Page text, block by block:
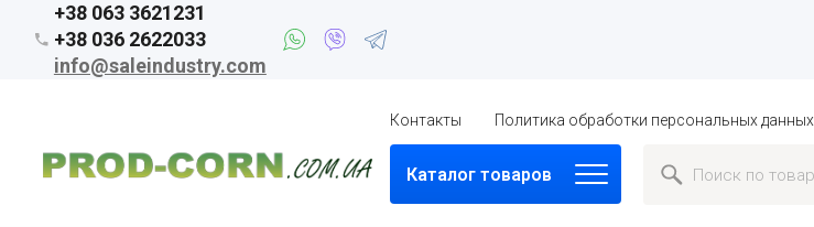
+38 063 3621231
+38 036 2622033
info@saleindustry.com
Контакты Политика обработки персональных данных
Каталог товаров